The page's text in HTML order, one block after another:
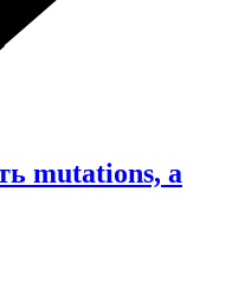
mutations, а